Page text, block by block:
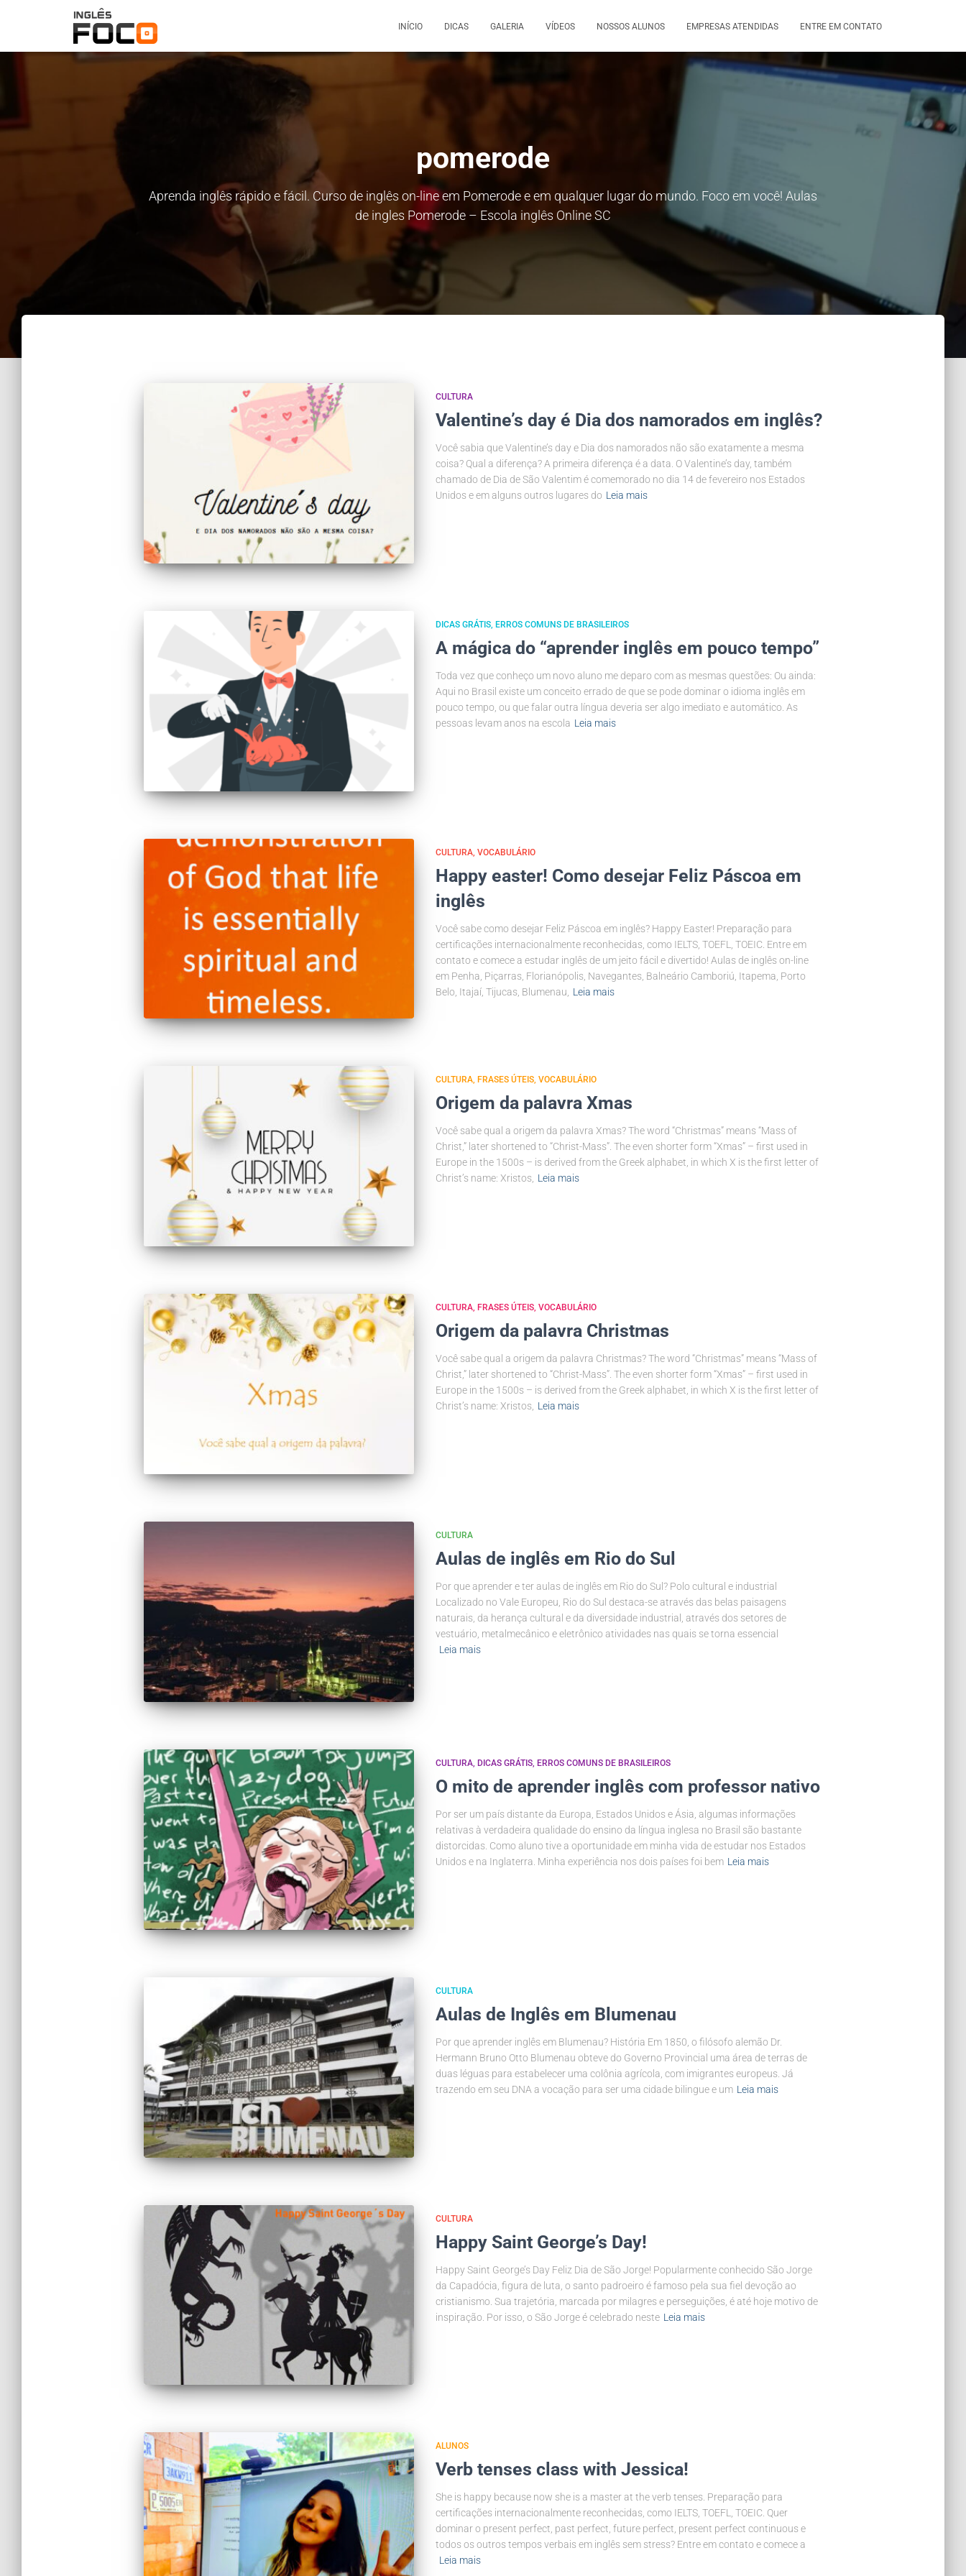
INÍCIO DICAS GALERIA VÍDEOS NOSSOS ALUNOS EMPRESAS ATENDIDAS ENTRE EM CONTATO
pomerode
Aprenda inglês rápido e fácil. Curso de inglês on-line em Pomerode e em qualquer lugar do mundo. Foco em você! Aulas
de ingles Pomerode – Escola inglês Online SC
CULTURA
Valentine’s day é Dia dos namorados em inglês?
Você sabia que Valentine’s day e Dia dos namorados não são exatamente a mesma
coisa? Qual a diferença? A primeira diferença é a data. O Valentine’s day, também
chamado de Dia de São Valentim é comemorado no dia 14 de fevereiro nos Estados
Unidos e em alguns outros lugares do Leia mais
DICAS GRÁTIS ERROS COMUNS DE BRASILEIROS
A mágica do “aprender inglês em pouco tempo”
Toda vez que conheço um novo aluno me deparo com as mesmas questões: Ou ainda:
Aqui no Brasil existe um conceito errado de que se pode dominar o idioma inglês em
pouco tempo, ou que falar outra língua deveria ser algo imediato e automático. As
pessoas levam anos na escola Leia mais
CULTURA VOCABULÁRIO
Happy easter! Como desejar Feliz Páscoa em
inglês
Você sabe como desejar Feliz Páscoa em inglês? Happy Easter! Preparação para
certificações internacionalmente reconhecidas, como IELTS, TOEFL, TOEIC. Entre em
contato e comece a estudar inglês de um jeito fácil e divertido! Aulas de inglês on-line
em Penha, Piçarras, Florianópolis, Navegantes, Balneário Camboriú, Itapema, Porto
Belo, Itajaí, Tijucas, Blumenau,
Leia mais
CULTURA FRASES ÚTEIS VOCABULÁRIO
Origem da palavra Xmas
Você sabe qual a origem da palavra Xmas? The word “Christmas” means “Mass of
Christ,” later shortened to “Christ-Mass”. The even shorter form “Xmas” – first used in
Europe in the 1500s – is derived from the Greek alphabet, in which X is the first letter of
Christ’s name: Xristos, Leia mais
CULTURA FRASES ÚTEIS VOCABULÁRIO
Origem da palavra Christmas
Você sabe qual a origem da palavra Christmas? The word “Christmas” means “Mass of
Christ,” later shortened to “Christ-Mass”. The even shorter form “Xmas” – first used in
Europe in the 1500s – is derived from the Greek alphabet, in which X is the first letter of
Christ’s name: Xristos, Leia mais
CULTURA
Aulas de inglês em Rio do Sul
Por que aprender e ter aulas de inglês em Rio do Sul? Polo cultural e industrial
Localizado no Vale Europeu, Rio do Sul destaca-se através das belas paisagens
naturais, da herança cultural e da diversidade industrial, através dos setores de
vestuário, metalmecânico e eletrônico atividades nas quais se torna essencial
Leia mais
CULTURA DICAS GRÁTIS ERROS COMUNS DE BRASILEIROS
O mito de aprender inglês com professor nativo
Por ser um país distante da Europa, Estados Unidos e Ásia, algumas informações
relativas à verdadeira qualidade do ensino da língua inglesa no Brasil são bastante
distorcidas. Como aluno tive a oportunidade em minha vida de estudar nos Estados
Unidos e na Inglaterra. Minha experiência nos dois países foi bem Leia mais
CULTURA
Aulas de Inglês em Blumenau
Por que aprender inglês em Blumenau? História Em 1850, o filósofo alemão Dr.
Hermann Bruno Otto Blumenau obteve do Governo Provincial uma área de terras de
duas léguas para estabelecer uma colônia agrícola, com imigrantes europeus. Já
trazendo em seu DNA a vocação para ser uma cidade bilingue e um Leia mais
CULTURA
Happy Saint George’s Day!
Happy Saint George’s Day Feliz Dia de São Jorge! Popularmente conhecido São Jorge
da Capadócia, figura de luta, o santo padroeiro é famoso pela sua fiel devoção ao
cristianismo. Sua trajetória, marcada por milagres e perseguições, é até hoje motivo de
inspiração. Por isso, o São Jorge é celebrado neste Leia mais
ALUNOS
Verb tenses class with Jessica!
She is happy because now she is a master at the verb tenses. Preparação para
certificações internacionalmente reconhecidas, como IELTS, TOEFL, TOEIC. Quer
dominar o present perfect, past perfect, future perfect, present perfect continuous e
todos os outros tempos verbais em inglês sem stress? Entre em contato e comece a
Leia mais